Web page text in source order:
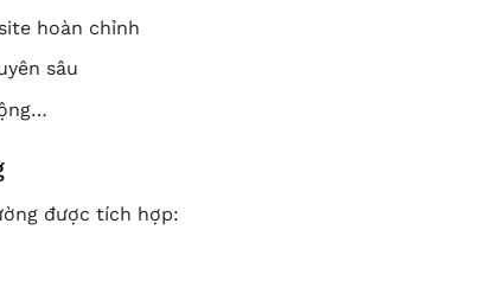
hoàn chỉnh
sâu
được tích hợp: